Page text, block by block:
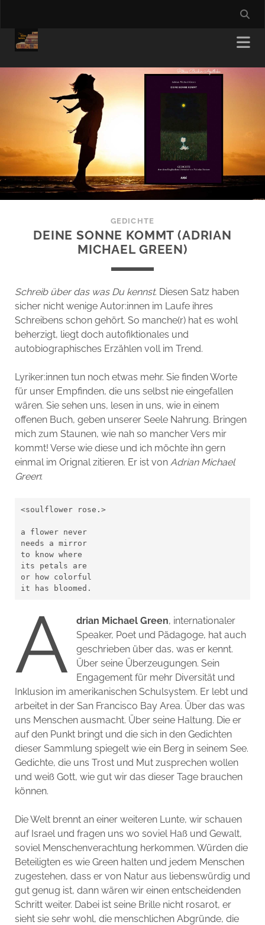
GEDICHTE
DEINE SONNE KOMMT (ADRIAN
MICHAEL GREEN)
Schreib über das was Du kennst. Diesen Satz haben
sicher nicht wenige Autor:innen im Laufe ihres
Schreibens schon gehört. So manche(r) hat es wohl
beherzigt, liegt doch autofiktionales und
autobiographisches Erzählen voll im Trend.
Lyriker:innen tun noch etwas mehr. Sie finden Worte
für unser Empfinden, die uns selbst nie eingefallen
wären. Sie sehen uns, lesen in uns, wie in einem
offenen Buch, geben unserer Seele Nahrung. Bringen
mich zum Staunen, wie nah so mancher Vers mir
kommt! Verse wie diese und ich möchte ihn gern
einmal im Orignal zitieren. Er ist von Adrian Michael
Green:
<soulflower rose.>
a flower never
needs a mirror
to know where
its petals are
or how colorful
it has bloomed.
A drian Michael Green, internationaler
Speaker, Poet und Pädagoge, hat auch
geschrieben über das, was er kennt.
Über seine Überzeugungen. Sein
Engagement für mehr Diversität und
Inklusion im amerikanischen Schulsystem. Er lebt und
arbeitet in der San Francisco Bay Area. Über das was
uns Menschen ausmacht. Über seine Haltung. Die er
auf den Punkt bringt und die sich in den Gedichten
dieser Sammlung spiegelt wie ein Berg in seinem See.
Gedichte, die uns Trost und Mut zusprechen wollen
und weiß Gott, wie gut wir das dieser Tage brauchen
können.
Die Welt brennt an einer weiteren Lunte, wir schauen
auf Israel und fragen uns wo soviel Haß und Gewalt,
soviel Menschenverachtung herkommen. Würden die
Beteiligten es wie Green halten und jedem Menschen
zugestehen, dass er von Natur aus liebenswürdig und
gut genug ist, dann wären wir einen entscheidenden
Schritt weiter. Dabei ist seine Brille nicht rosarot, er
sieht sie sehr wohl, die menschlichen Abgründe, die